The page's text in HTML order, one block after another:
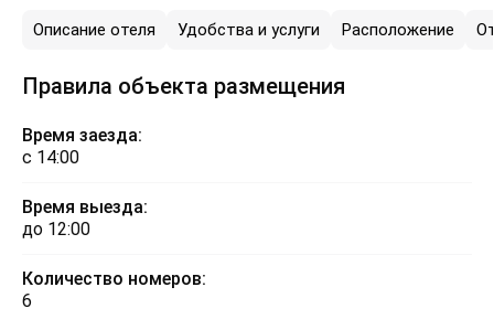
Описание отеля Удобства и услуги Расположение
Правила объекта размещения
Время заезда:
с 14:00
Время выезда:
до 12:00
Количество номеров:
6